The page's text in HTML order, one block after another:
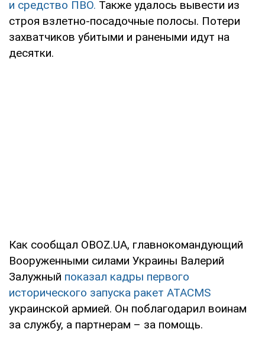
и средство ПВО. Также удалось вывести из
строя взлетно-посадочные полосы. Потери
захватчиков убитыми и ранеными идут на
десятки.
Как сообщал OBOZ.UA, главнокомандующий
Вооруженными силами Украины Валерий
Залужный показал кадры первого
исторического запуска ракет ATACMS
украинской армией. Он поблагодарил воинам
за службу, а партнерам – за помощь.